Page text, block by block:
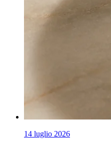
14 luglio 2026